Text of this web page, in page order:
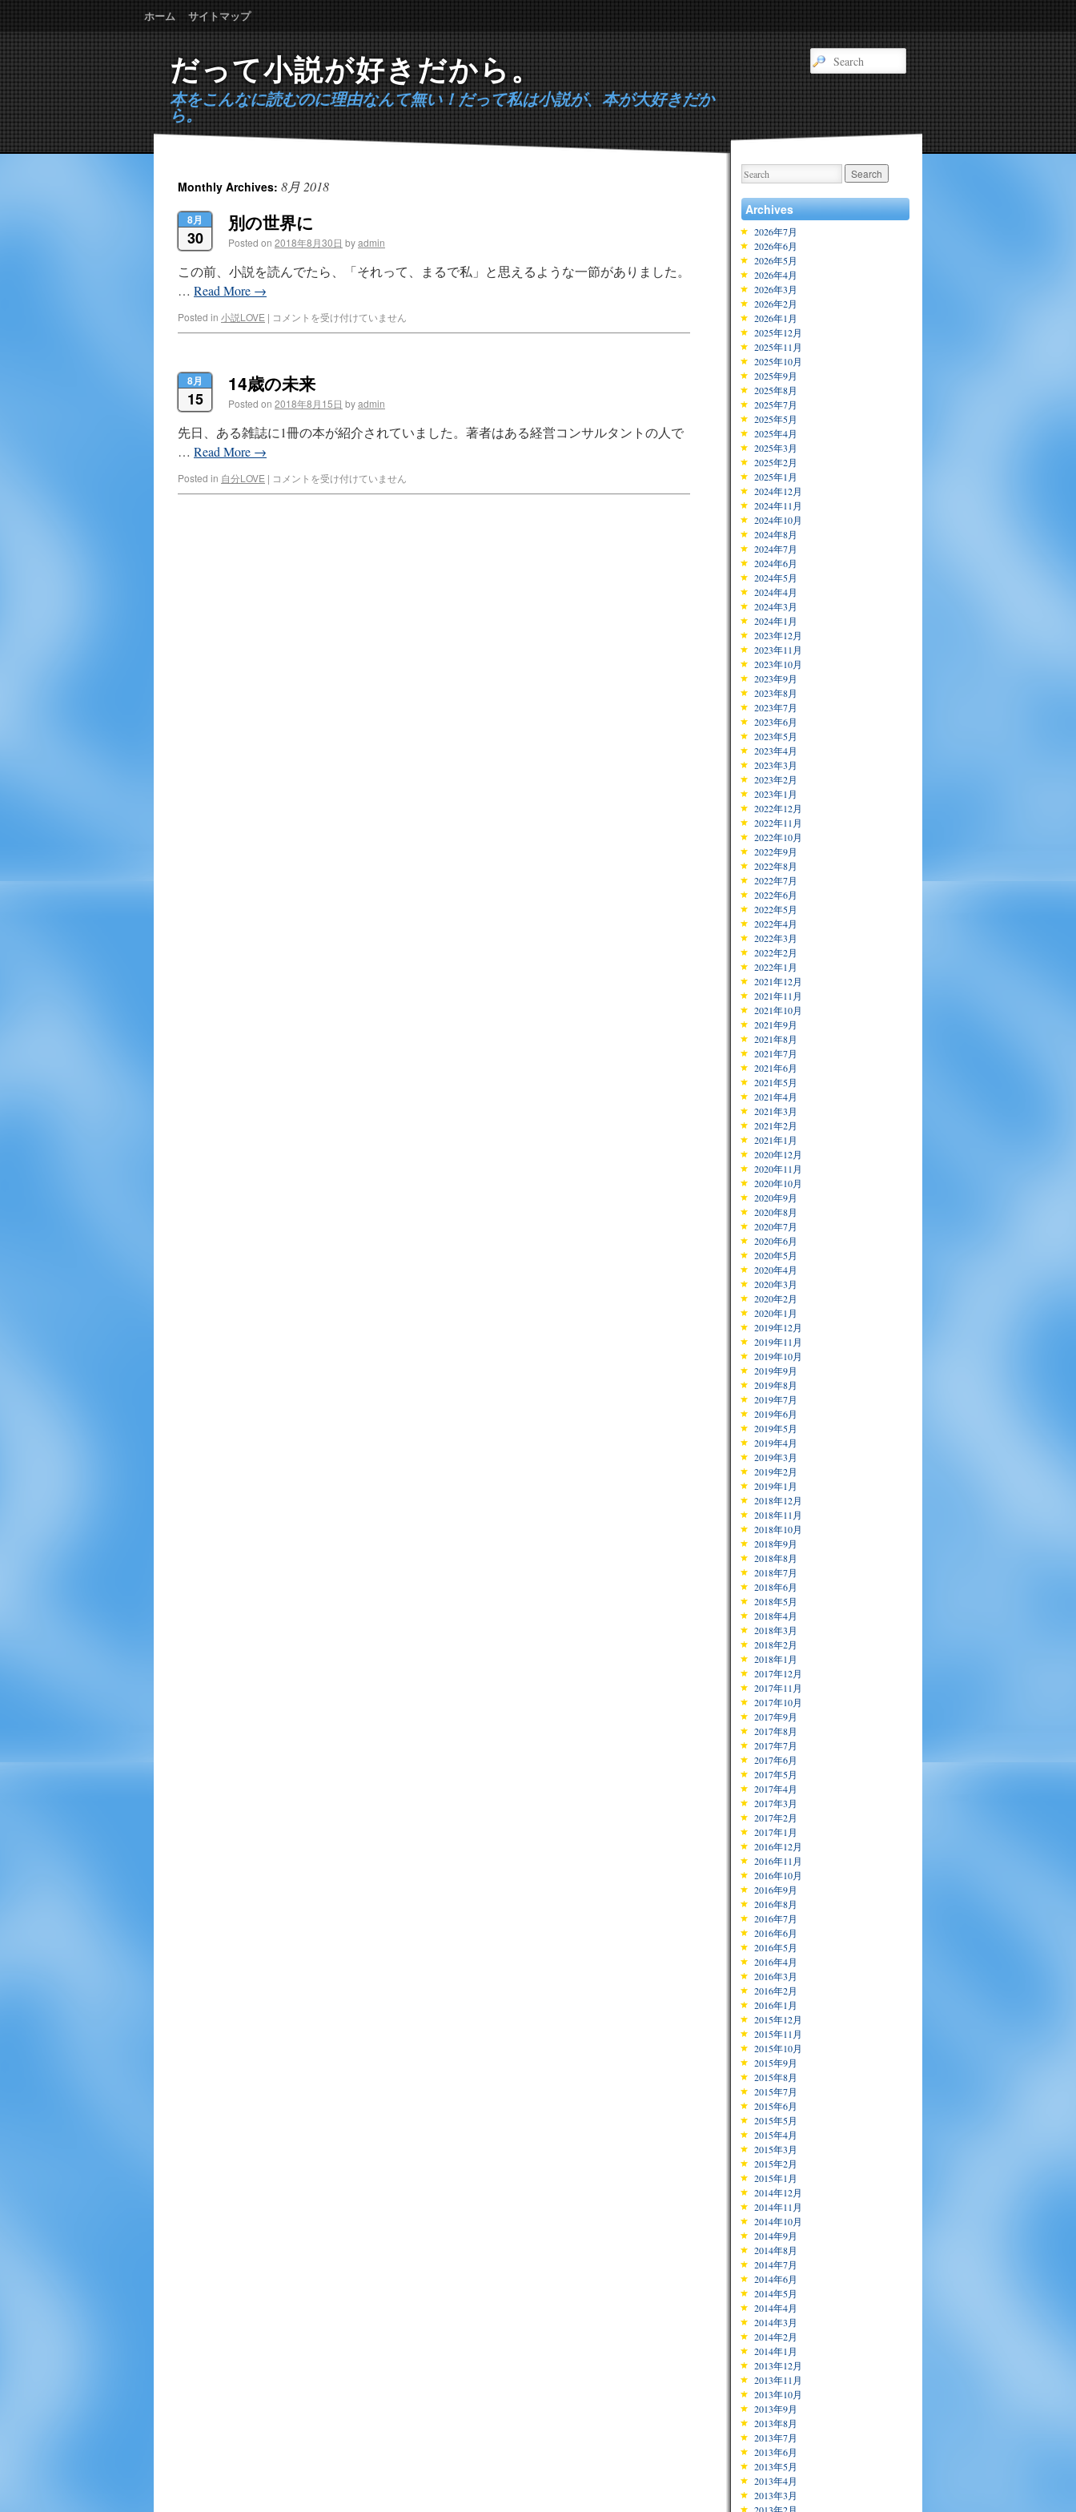
ホーム サイトマップ
だって小説が好きだから。
本をこんなに読むのに理由なんて無い！だって私は小説が、本が大好きだか
ら。
Monthly Archives: 8月 2018
8月
30
別の世界に
Posted on 2018年8月30日 byadmin
この前、小説を読んでたら、「それって、まるで私」と思えるような一節がありました。
… Read More →
Posted in 小説LOVE | コメントを受け付けていません
8月
15
14歳の未来
Posted on 2018年8月15日 byadmin
先日、ある雑誌に1冊の本が紹介されていました。著者はある経営コンサルタントの人で
… Read More →
Posted in 自分LOVE | コメントを受け付けていません
Archives
2026年7月
2026年6月
2026年5月
2026年4月
2026年3月
2026年2月
2026年1月
2025年12月
2025年11月
2025年10月
2025年9月
2025年8月
2025年7月
2025年5月
2025年4月
2025年3月
2025年2月
2025年1月
2024年12月
2024年11月
2024年10月
2024年8月
2024年7月
2024年6月
2024年5月
2024年4月
2024年3月
2024年1月
2023年12月
2023年11月
2023年10月
2023年9月
2023年8月
2023年7月
2023年6月
2023年5月
2023年4月
2023年3月
2023年2月
2023年1月
2022年12月
2022年11月
2022年10月
2022年9月
2022年8月
2022年7月
2022年6月
2022年5月
2022年4月
2022年3月
2022年2月
2022年1月
2021年12月
2021年11月
2021年10月
2021年9月
2021年8月
2021年7月
2021年6月
2021年5月
2021年4月
2021年3月
2021年2月
2021年1月
2020年12月
2020年11月
2020年10月
2020年9月
2020年8月
2020年7月
2020年6月
2020年5月
2020年4月
2020年3月
2020年2月
2020年1月
2019年12月
2019年11月
2019年10月
2019年9月
2019年8月
2019年7月
2019年6月
2019年5月
2019年4月
2019年3月
2019年2月
2019年1月
2018年12月
2018年11月
2018年10月
2018年9月
2018年8月
2018年7月
2018年6月
2018年5月
2018年4月
2018年3月
2018年2月
2018年1月
2017年12月
2017年11月
2017年10月
2017年9月
2017年8月
2017年7月
2017年6月
2017年5月
2017年4月
2017年3月
2017年2月
2017年1月
2016年12月
2016年11月
2016年10月
2016年9月
2016年8月
2016年7月
2016年6月
2016年5月
2016年4月
2016年3月
2016年2月
2016年1月
2015年12月
2015年11月
2015年10月
2015年9月
2015年8月
2015年7月
2015年6月
2015年5月
2015年4月
2015年3月
2015年2月
2015年1月
2014年12月
2014年11月
2014年10月
2014年9月
2014年8月
2014年7月
2014年6月
2014年5月
2014年4月
2014年3月
2014年2月
2014年1月
2013年12月
2013年11月
2013年10月
2013年9月
2013年8月
2013年7月
2013年6月
2013年5月
2013年4月
2013年3月